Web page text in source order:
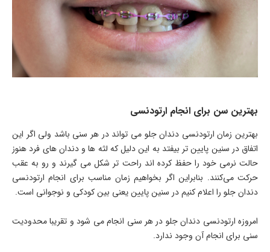
بهترین سن برای انجام ارتودنسی
بهترین زمان ارتودنسی دندان جلو می تواند در هر سنی باشد ولی اگر این
اتفاق در سنین پایین تر بیفتد به این دلیل که لثه ها و دندان های فرد هنوز
حالت نرمی خود را حفظ کرده اند راحت تر شکل می گیرند و رو به عقب
حرکت می‌کنند. بنابراین اگر بخواهیم زمان مناسب برای انجام ارتودنسی
دندان جلو را اعلام کنیم در سنین پایین یعنی بین کودکی و نوجوانی است.
امروزه ارتودنسی دندان جلو در هر سنی انجام می شود و تقریبا محدودیت
سنی برای انجام آن وجود ندارد.